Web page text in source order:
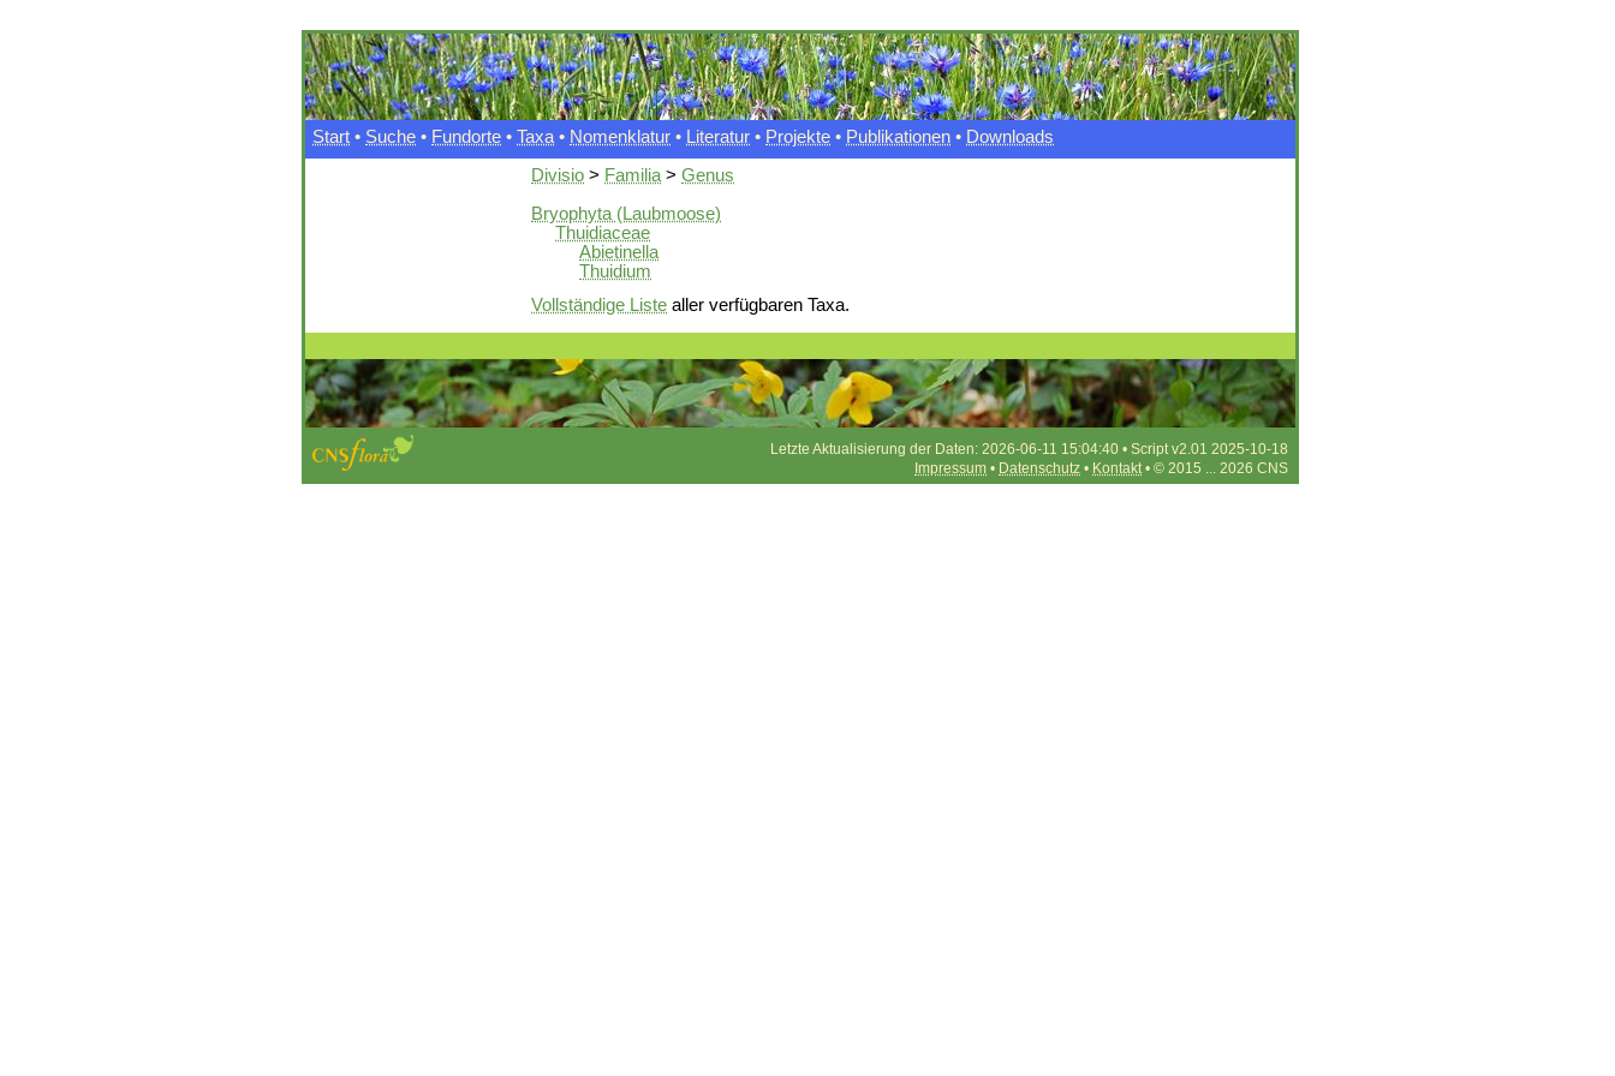
Start • Suche • Fundorte • Taxa • Nomenklatur • Literatur • Projekte • Publikationen • Downloads
Divisio > Familia > Genus
Bryophyta (Laubmoose)
Thuidiaceae
Abietinella
Thuidium
Vollständige Liste aller verfügbaren Taxa.
Letzte Aktualisierung der Daten: 2026-06-11 15:04:40 • Script v2.01 2025-10-18
Impressum • Datenschutz • Kontakt• © 2015 ... 2026 CNS